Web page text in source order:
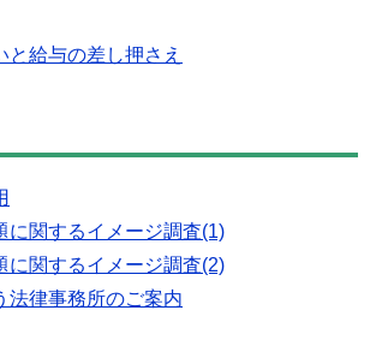
と給与の差し押さえ
に関するイメージ調査(1)
に関するイメージ調査(2)
法律事務所のご案内